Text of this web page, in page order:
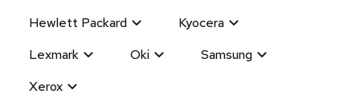
Hewlett Packard
Kyocera
Lexmark
Oki
Samsung
Xerox